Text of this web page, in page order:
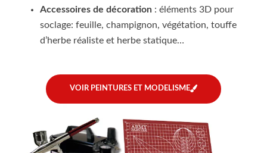
Accessoires de décoration: éléments 3D pour
soclage: feuille, champignon, végétation, touffe
d’herbe réaliste et herbe statique…
VOIR PEINTURES ET MODELISME